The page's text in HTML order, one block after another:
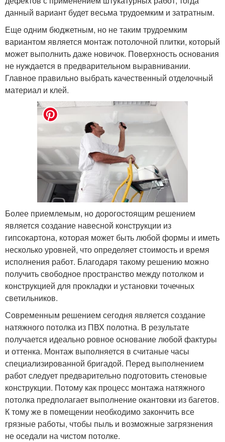
данный вариант будет весьма трудоемким и затратным.
Еще одним бюджетным, но не таким трудоемким
вариантом является монтаж потолочной плитки, который
может выполнить даже новичок. Поверхность основания
не нуждается в предварительном выравнивании.
Главное правильно выбрать качественный отделочный
материал и клей.
Более приемлемым, но дорогостоящим решением
является создание навесной конструкции из
гипсокартона, которая может быть любой формы и иметь
несколько уровней, что определяет стоимость и время
исполнения работ. Благодаря такому решению можно
получить свободное пространство между потолком и
конструкцией для прокладки и установки точечных
светильников.
Современным решением сегодня является создание
натяжного потолка из ПВХ полотна. В результате
получается идеально ровное основание любой фактуры
и оттенка. Монтаж выполняется в считаные часы
специализированной бригадой. Перед выполнением
работ следует предварительно подготовить стеновые
конструкции. Потому как процесс монтажа натяжного
потолка предполагает выполнение окантовки из багетов.
К тому же в помещении необходимо закончить все
грязные работы, чтобы пыль и возможные загрязнения
не оседали на чистом потолке.